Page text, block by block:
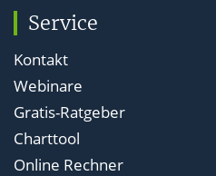
Service
Kontakt
Webinare
Gratis-Ratgeber
Charttool
Online Rechner